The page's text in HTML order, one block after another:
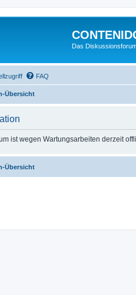
Das
FAQ
Übersicht
ist wegen Wartungsarbeiten derzeit
Übersicht